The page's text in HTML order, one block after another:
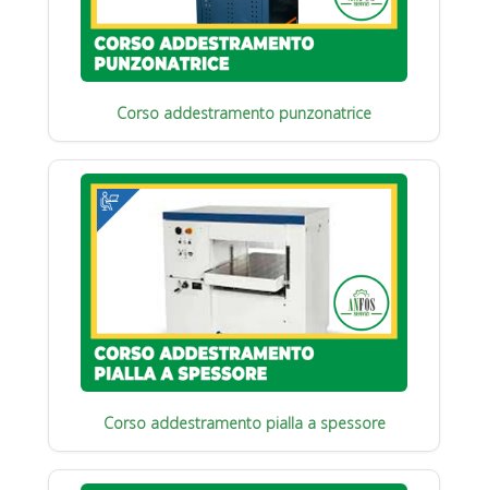
Corso addestramento punzonatrice
Corso addestramento pialla a spessore